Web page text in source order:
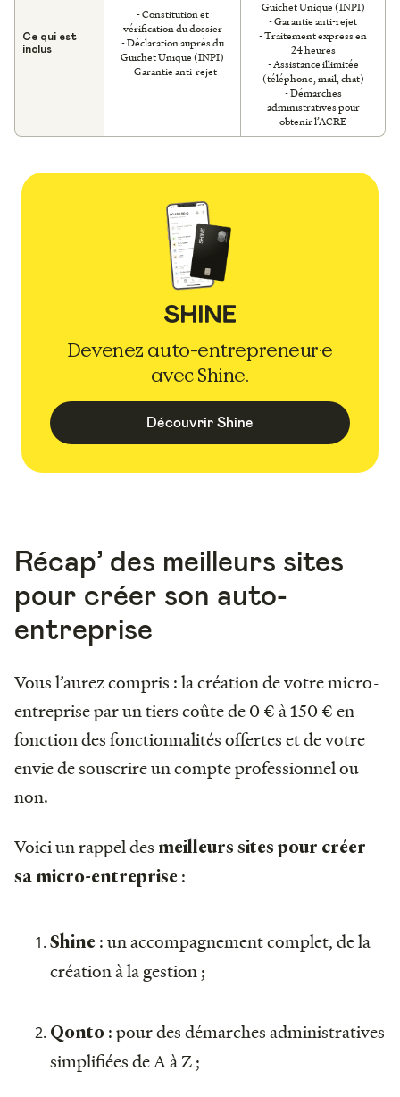
Ce qui est
inclus
- Constitution et
vérification du dossier
- Déclaration auprès du
Guichet Unique (INPI)
- Garantie anti-rejet
Guichet Unique (INPI)
- Garantie anti-rejet
- Traitement express en
24 heures
- Assistance illimitée
(téléphone, mail, chat)
- Démarches
administratives pour
obtenir l’ACRE
Devenez auto-entrepreneur·e
avec Shine.
Découvrir Shine
Récap’ des meilleurs sites
pour créer son auto-
entreprise
Vous l’aurez compris : la création de votre micro-
entreprise par un tiers coûte de 0 € à 150 € en
fonction des fonctionnalités offertes et de votre
envie de souscrire un compte professionnel ou
non.
Voici un rappel des meilleurs sites pour créer
sa micro-entreprise :
Shine : un accompagnement complet, de la
création à la gestion ;
Qonto : pour des démarches administratives
simplifiées de A à Z ;